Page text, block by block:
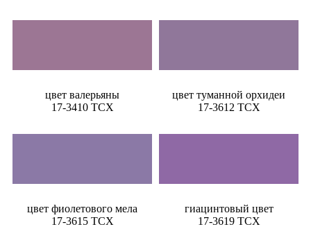
цвет валерьяны
17-3410 TCX
цвет туманной орхидеи
17-3612 TCX
цвет фиолетового мела
17-3615 TCX
гиацинтовый цвет
17-3619 TCX